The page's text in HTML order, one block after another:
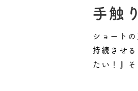
手触
ショート
持続させ
たい！』